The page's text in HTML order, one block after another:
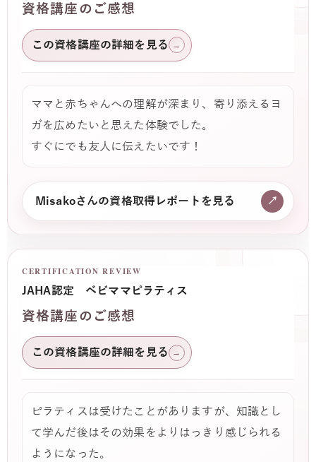
資格講座のご感想
この資格講座の詳細を見る →
ママと赤ちゃんへの理解が深まり、寄り添えるヨ
ガを広めたいと思えた体験でした。
すぐにでも友人に伝えたいです！
Misakoさんの資格取得レポートを見る ↗
CERTIFICATION REVIEW
JAHA認定 ベビママピラティス
資格講座のご感想
この資格講座の詳細を見る →
ピラティスは受けたことがありますが、知識とし
て学んだ後はその効果をよりはっきり感じられる
ようになった。